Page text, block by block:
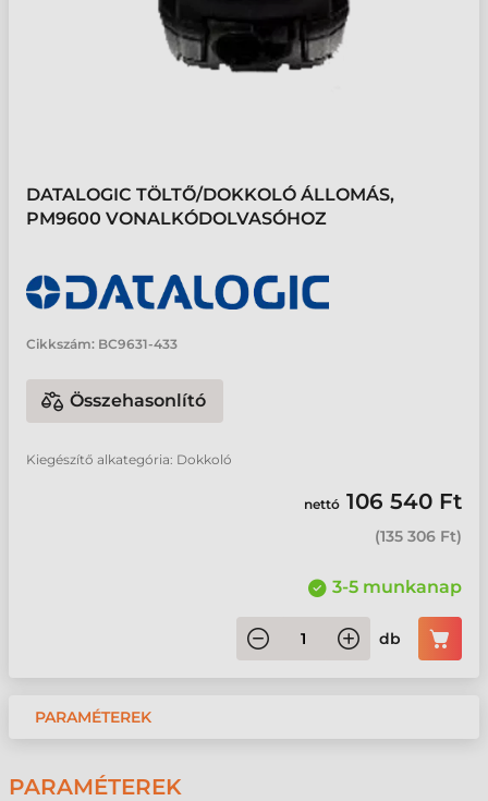
DATALOGIC TÖLTŐ/DOKKOLÓ ÁLLOMÁS,
PM9600 VONALKÓDOLVASÓHOZ
Cikkszám: BC9631-433
Összehasonlító
Kiegészítő alkategória: Dokkoló
nettó 106 540 Ft
(135 306 Ft)
3-5 munkanap
db
PARAMÉTEREK
PARAMÉTEREK